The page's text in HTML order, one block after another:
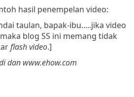
hasil penempelan video:
taulan, bapak-ibu.....jika video
blog SS ini memang tidak
flash video.]
dan www.ehow.com